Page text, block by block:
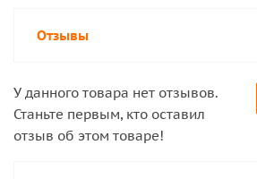
Отзывы
У данного товара нет отзывов.
Станьте первым, кто оставил
отзыв об этом товаре!